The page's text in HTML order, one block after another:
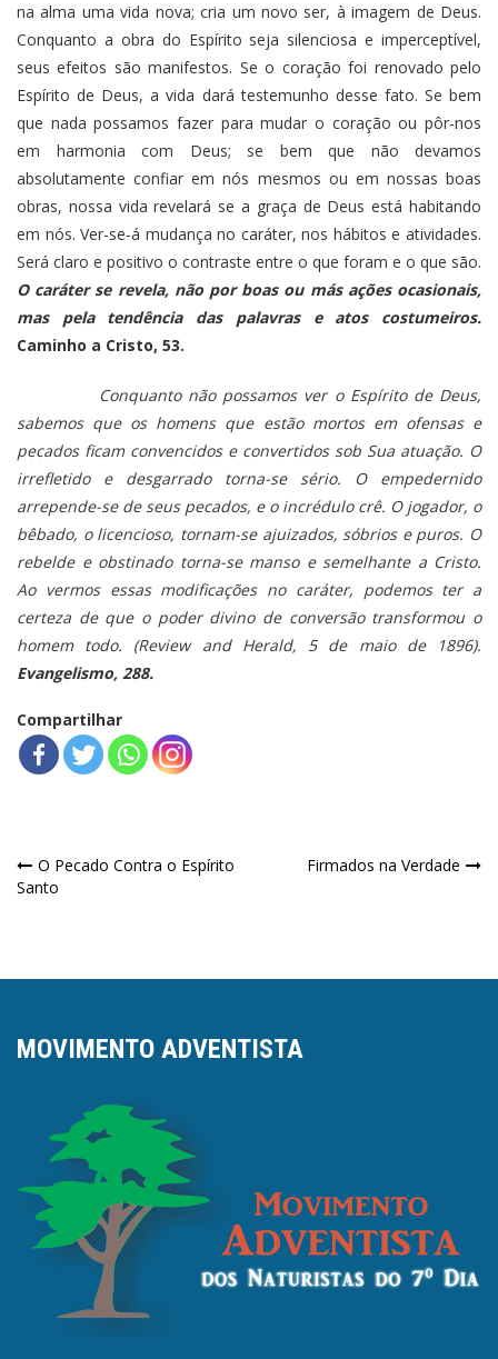
na alma uma vida nova; cria um novo ser, à imagem de Deus.
Conquanto a obra do Espírito seja silenciosa e imperceptível,
seus efeitos são manifestos. Se o coração foi renovado pelo
Espírito de Deus, a vida dará testemunho desse fato. Se bem
que nada possamos fazer para mudar o coração ou pôr-nos
em harmonia com Deus; se bem que não devamos
absolutamente confiar em nós mesmos ou em nossas boas
obras, nossa vida revelará se a graça de Deus está habitando
em nós. Ver-se-á mudança no caráter, nos hábitos e atividades.
Será claro e positivo o contraste entre o que foram e o que são.
O caráter se revela, não por boas ou más ações ocasionais,
mas pela tendência das palavras e atos costumeiros.
Caminho a Cristo, 53.
Conquanto não possamos ver o Espírito de Deus,
sabemos que os homens que estão mortos em ofensas e
pecados ficam convencidos e convertidos sob Sua atuação. O
irrefletido e desgarrado torna-se sério. O empedernido
arrepende-se de seus pecados, e o incrédulo crê. O jogador, o
bêbado, o licencioso, tornam-se ajuizados, sóbrios e puros. O
rebelde e obstinado torna-se manso e semelhante a Cristo.
Ao vermos essas modificações no caráter, podemos ter a
certeza de que o poder divino de conversão transformou o
homem todo. (Review and Herald, 5 de maio de 1896).
Evangelismo, 288.
Compartilhar
Navegação
O Pecado Contra o Espírito
Santo
Firmados na Verdade
MOVIMENTO ADVENTISTA